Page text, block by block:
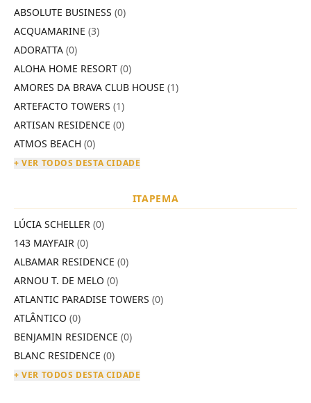
ABSOLUTE BUSINESS (0)
ACQUAMARINE (3)
ADORATTA (0)
ALOHA HOME RESORT (0)
AMORES DA BRAVA CLUB HOUSE (1)
ARTEFACTO TOWERS (1)
ARTISAN RESIDENCE (0)
ATMOS BEACH (0)
+ VER TODOS DESTA CIDADE
ITAPEMA
LÚCIA SCHELLER (0)
143 MAYFAIR (0)
ALBAMAR RESIDENCE (0)
ARNOU T. DE MELO (0)
ATLANTIC PARADISE TOWERS (0)
ATLÂNTICO (0)
BENJAMIN RESIDENCE (0)
BLANC RESIDENCE (0)
+ VER TODOS DESTA CIDADE